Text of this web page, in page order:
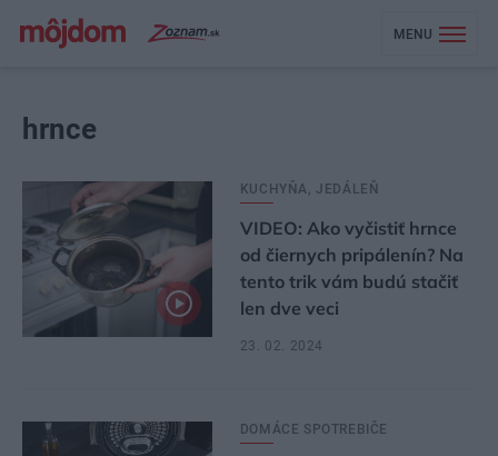
MENU
hrnce
KUCHYŇA, JEDÁLEŇ
VIDEO: Ako vyčistiť hrnce
od čiernych pripálenín? Na
tento trik vám budú stačiť
len dve veci
23. 02. 2024
DOMÁCE SPOTREBIČE